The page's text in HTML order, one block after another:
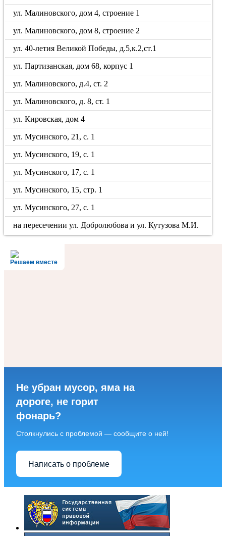
ул. Малиновского, дом 4, строение 1
ул. Малиновского, дом 8, строение 2
ул. 40-летия Великой Победы, д.5,к.2,ст.1
ул. Партизанская, дом 68, корпус 1
ул. Малиновского, д.4, ст. 2
ул. Малиновского, д. 8, ст. 1
ул. Кировская, дом 4
ул. Мусинского, 21, с. 1
ул. Мусинского, 19, с. 1
ул. Мусинского, 17, с. 1
ул. Мусинского, 15, стр. 1
ул. Мусинского, 27, с. 1
на пересечении ул. Добролюбова и ул. Кутузова М.И.
Решаем вместе
Не убран мусор, яма на
дороге, не горит
фонарь?
Столкнулись с проблемой — сообщите о ней!
Написать о проблеме